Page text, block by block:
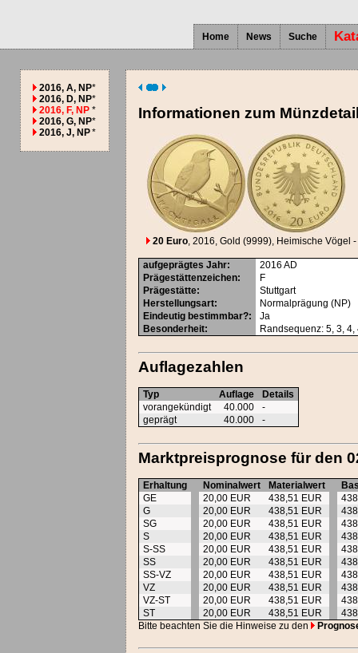
Home News Suche
2016, A, NP*
2016, D, NP*
2016, F, NP *
2016, G, NP*
2016, J, NP*
Informationen zum
20 Euro, 2016, Gold (9999), Heimische Vögel
aufgeprägtes Jahr: 2016AD
Prägestättenzeichen:
F
Prägestätte:
Stuttgart
Herstellungsart:
Normalprägung (NP)
Eindeutig bestimmbar?:
Ja
Besonderheit: Randsequenz: 5, 3,
Auflagezahlen
Typ Auflage
Details
vorangekündigt
40.000
-
geprägt
40.000 -
Marktpreisprognose für den
Erhaltung Nominalwert Materialwert
GE
20,00 EUR 438,51 EUR
G
20,00 EUR 438,51 EUR
SG
20,00 EUR 438,51 EUR
S
20,00 EUR 438,51 EUR
S-SS
20,00 EUR 438,51 EUR
SS
20,00 EUR 438,51 EUR
SS-VZ
20,00 EUR 438,51 EUR
VZ
20,00 EUR 438,51 EUR
VZ-ST
20,00 EUR 438,51 EUR
ST
20,00 EUR 438,51 EUR
Bitte beachten Sie die Hinweise zu den